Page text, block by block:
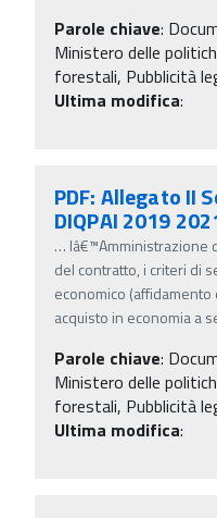
Parole chiave:
Ministero delle
forestali, Pubblicità
Ultima modifica:
PDF: Allegato II
DIQPAI 2019
… lâ€™Amministrazione
del contratto, i criteri di
economico
acquisto in economia a
Parole chiave:
Ministero delle
forestali, Pubblicità
Ultima modifica: